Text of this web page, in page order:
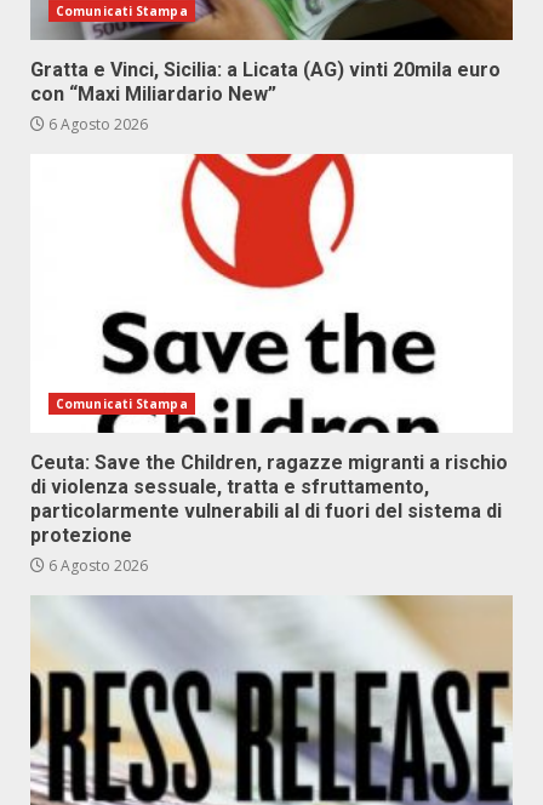
Comunicati Stampa
Gratta e Vinci, Sicilia: a Licata (AG) vinti 20mila euro
con “Maxi Miliardario New”
6 Agosto 2026
Comunicati Stampa
Ceuta: Save the Children, ragazze migranti a rischio
di violenza sessuale, tratta e sfruttamento,
particolarmente vulnerabili al di fuori del sistema di
protezione
6 Agosto 2026